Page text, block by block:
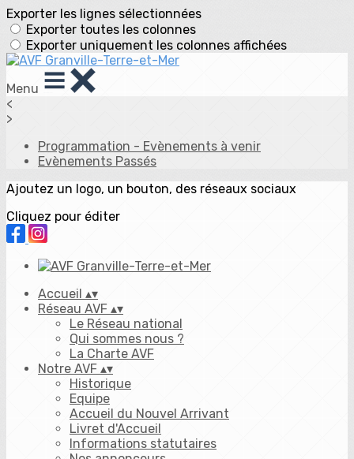
Exporter les lignes sélectionnées
Exporter toutes les colonnes
Exporter uniquement les colonnes affichées
Menu
<
>
Programmation - Evènements à venir
Evènements Passés
Ajoutez un logo, un bouton, des réseaux sociaux
Cliquez pour éditer
Accueil ▴▾
Réseau AVF ▴▾
Le Réseau national
Qui sommes nous ?
La Charte AVF
Notre AVF ▴▾
Historique
Equipe
Accueil du Nouvel Arrivant
Livret d'Accueil
Informations statutaires